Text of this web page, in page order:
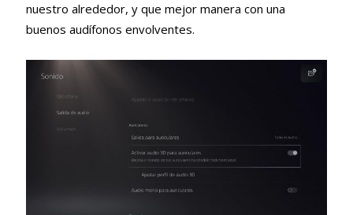
nuestro alrededor, y que mejor manera con una
buenos audífonos envolventes.